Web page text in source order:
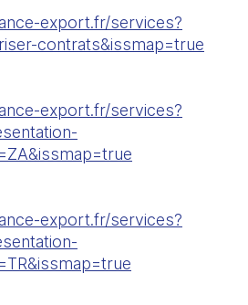
export.fr/services?
contrats&issmap=true
export.fr/services?
export.fr/services?